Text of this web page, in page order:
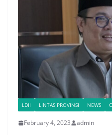
LDII LINTAS PROVINSI NEWS
February 4, 2023 admin